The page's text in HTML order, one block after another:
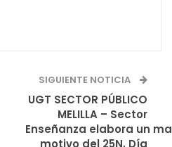
SIGUIENTE NOTICIA
UGT SECTOR PÚBLICO
MELILLA – Sector
Enseñanza elabora un
motivo del 25N, Día